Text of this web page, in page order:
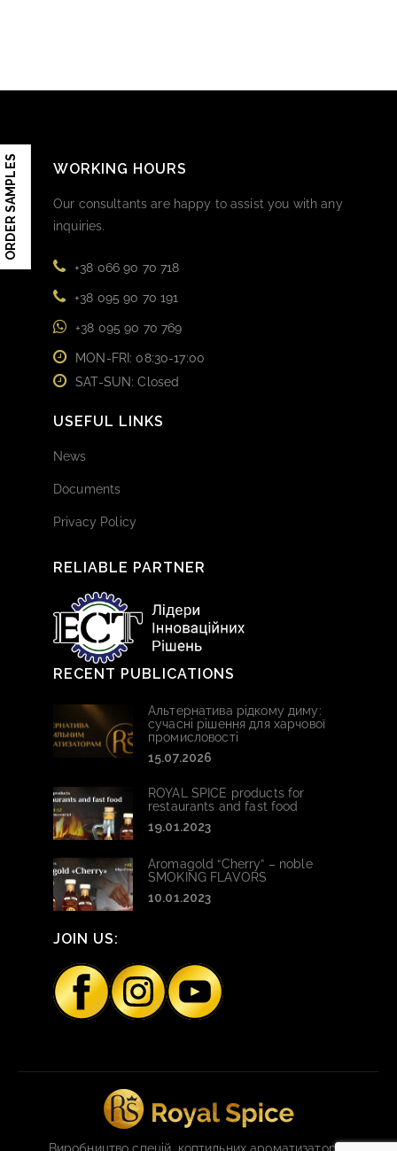
ORDER SAMPLES WORKING HOURS
Our consultants are happy to assist you with any
inquiries.
+38 066 90 70 718
+38 095 90 70 191
+38 095 90 70 769
MON-FRI: 08:30-17:00
SAT-SUN: Closed
USEFUL LINKS
News
Documents
Privacy Policy
RELIABLE PARTNER
RECENT PUBLICATIONS
Альтернатива рідкому диму:
сучасні рішення для харчової
промисловості
15.07.2026
ROYAL SPICE products for
restaurants and fast food
19.01.2023
Aromagold “Cherry” – noble
SMOKING FLAVORS
10.01.2023
JOIN US: